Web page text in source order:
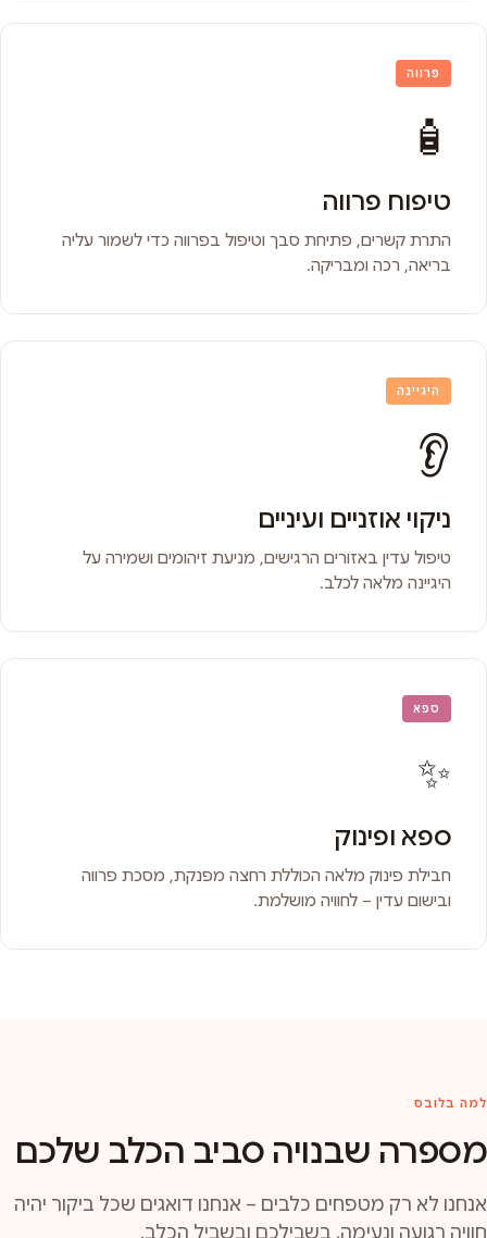
פרווה
🧴
טיפוח פרווה
התרת קשרים, פתיחת סבך וטיפול בפרווה כדי לשמור עליה
בריאה, רכה ומבריקה.
היגיינה
👂
ניקוי אוזניים ועיניים
טיפול עדין באזורים הרגישים, מניעת זיהומים ושמירה על
היגיינה מלאה לכלב.
ספא
✨
ספא ופינוק
חבילת פינוק מלאה הכוללת רחצה מפנקת, מסכת פרווה
ובישום עדין – לחוויה מושלמת.
למה בלובס
מספרה שבנויה סביב הכלב שלכם
אנחנו לא רק מטפחים כלבים – אנחנו דואגים שכל ביקור יהיה
חוויה רגועה ונעימה, בשבילכם ובשביל הכלב.